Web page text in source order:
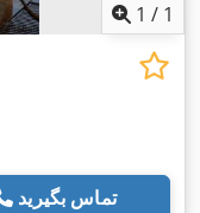
1 / 1
تماس بگیرید